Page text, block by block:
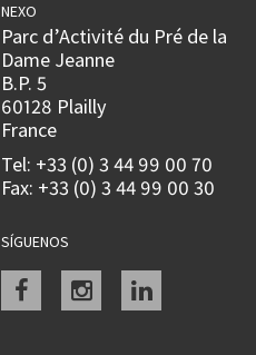
NEXO
Parc d’Activité du Pré de la
Dame Jeanne
B.P. 5
60128 Plailly
France
Tel: +33 (0) 3 44 99 00 70
Fax: +33 (0) 3 44 99 00 30
SÍGUENOS
Facebookinstagramlinkedin